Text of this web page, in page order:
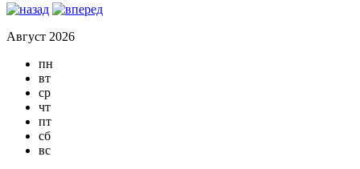
Август 2026
пн
вт
ср
чт
пт
сб
вс